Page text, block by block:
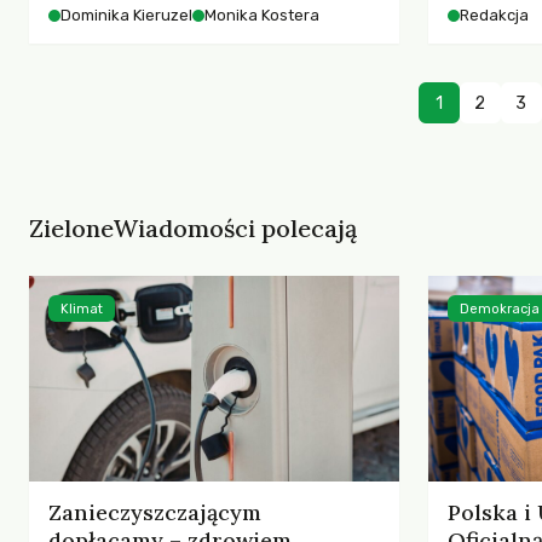
współczesnego miasta.
Dominika Kieruzel Monika Kostera Redakcja
1 2 3
ZieloneWiadomości polecają
Zanieczyszczającym
Klimat
Polska i
Demokracja